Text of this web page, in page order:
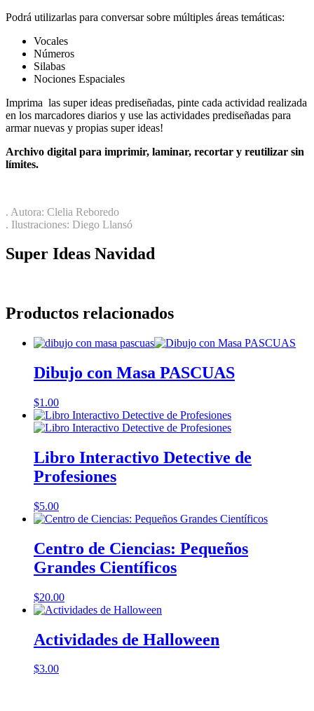
Podrá utilizarlas para conversar sobre múltiples áreas temáticas:
Vocales
Números
Silabas
Nociones Espaciales
Imprima las super ideas prediseñadas, pinte cada actividad realizada
en los marcadores diarios y use las actividades prediseñadas para
armar nuevas y propias super ideas!
Archivo digital para imprimir, laminar, recortar y reutilizar sin
límites.
. Autora: Clelia Reboredo
. Ilustraciones: Diego Llansó
Super Ideas Navidad
Productos relacionados
Dibujo con Masa PASCUAS
$1.00
Libro Interactivo Detective de
Profesiones
$5.00
Centro de Ciencias: Pequeños
Grandes Científicos
$20.00
Actividades de Halloween
$3.00